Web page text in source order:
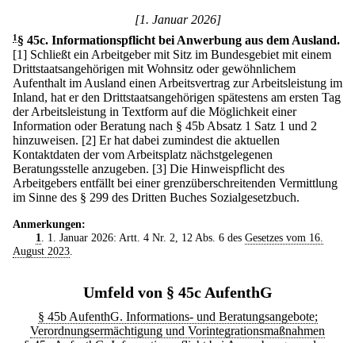
[1. Januar 2026]
1 § 45c. Informationspflicht bei Anwerbung aus dem Ausland.
[1] Schließt ein Arbeitgeber mit Sitz im Bundesgebiet mit einem
Drittstaatsangehörigen mit Wohnsitz oder gewöhnlichem
Aufenthalt im Ausland einen Arbeitsvertrag zur Arbeitsleistung im
Inland, hat er den Drittstaatsangehörigen spätestens am ersten Tag
der Arbeitsleistung in Textform auf die Möglichkeit einer
Information oder Beratung nach § 45b Absatz 1 Satz 1 und 2
hinzuweisen. [2] Er hat dabei zumindest die aktuellen
Kontaktdaten der vom Arbeitsplatz nächstgelegenen
Beratungsstelle anzugeben. [3] Die Hinweispflicht des
Arbeitgebers entfällt bei einer grenzüberschreitenden Vermittlung
im Sinne des § 299 des Dritten Buches Sozialgesetzbuch.
Anmerkungen:
1
. 1. Januar 2026: Artt. 4 Nr. 2, 12 Abs. 6 des Gesetzes vom 16.
August 2023
Umfeld von § 45c AufenthG
§ 45b AufenthG. Informations- und Beratungsangebote;
Verordnungsermächtigung und Vorintegrationsmaßnahmen